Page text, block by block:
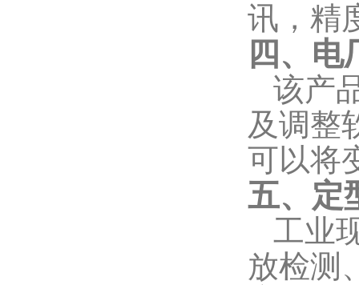
讯，精
四、电
该产
及调整
可以将
五、定
工业
放检测